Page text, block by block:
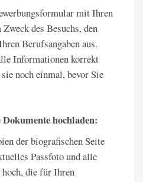
mit Ihren
des Besuchs, den
Berufsangaben aus.
Informationen korrekt
noch einmal, bevor Sie
hochladen:
der biografischen Seite
Passfoto und alle
die für Ihren